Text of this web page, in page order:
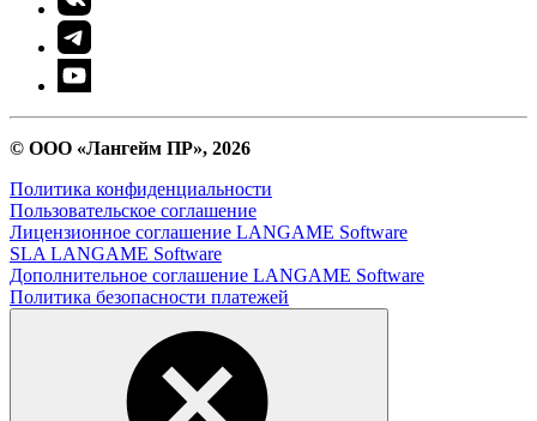
© ООО «Лангейм ПР», 2026
Политика конфиденциальности
Пользовательское соглашение
Лицензионное соглашение LANGAME Software
SLA LANGAME Software
Дополнительное соглашение LANGAME Software
Политика безопасности платежей